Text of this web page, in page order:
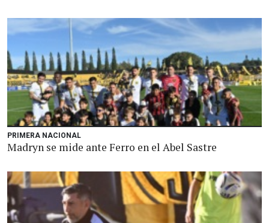
PRIMERA NACIONAL
Madryn se mide ante Ferro en el Abel Sastre